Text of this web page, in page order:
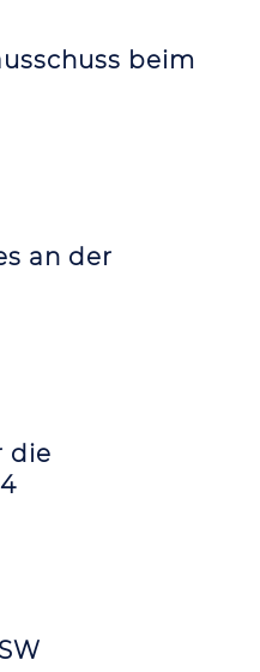
beim
an der
die